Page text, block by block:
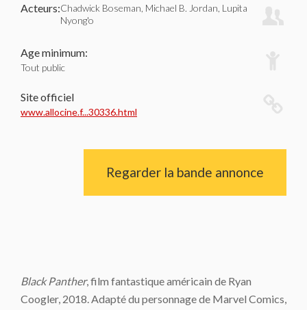
Acteurs:Chadwick Boseman, Michael B. Jordan, Lupita
Nyong'o
Age minimum:
Tout public
Site officiel
www.allocine.f...30336.html
Regarder la bande annonce
Black Panther, film fantastique américain de Ryan
Coogler, 2018. Adapté du personnage de Marvel Comics,